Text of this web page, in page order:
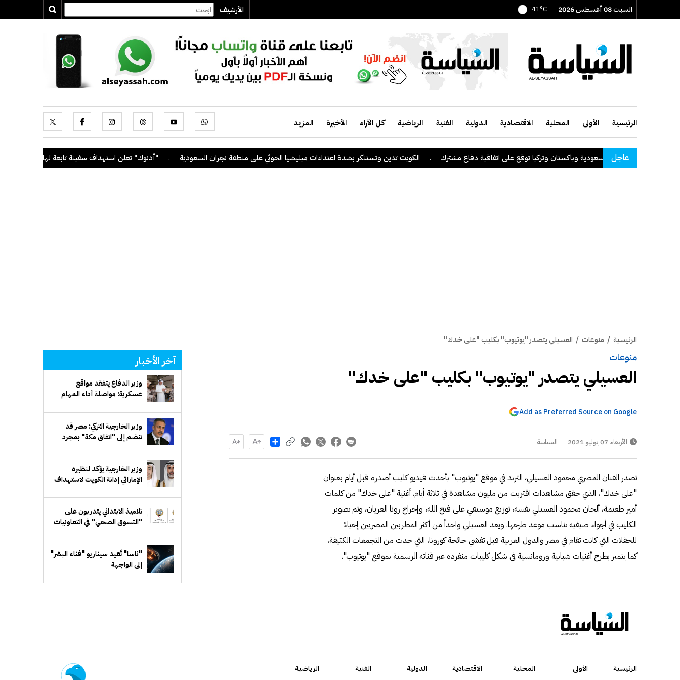
السبت 08 أغسطس 2026 41°C الأرشيف
الرئيسية الأولى المحلية الاقتصادية الدولية الفنية الرياضية كل الآراء الأخيرة المزيد
عاجل
السعودية وباكستان وتركيا توقع على اتفاقية دفاع مشترك الكويت تدين وتستنكر بشدة اعتداءات ميليشيا الحوثي على منطقة نجران السعودية . "أدنوك" تعلن استهداف سفينة تابعة لها بصاروخ أثناء
الرئيسية / منوعات / العسيلي يتصدر "يوتيوب" بكليب "على خدك"
منوعات
العسيلي يتصدر "يوتيوب" بكليب "على خدك"
Add as Preferred Source on Google
الأربعاء 07 يوليو 2021 السياسة Share
تصدر الفنان المصري محمود العسيلي، الترند في موقع "يوتيوب" بأحدث فيديو كليب أصدره قبل أيام بعنوان
"على خدك"، الذي حقق مشاهدات اقتربت من مليون مشاهدة في ثلاثة أيام. أغنية "على خدك" من كلمات
أمير طعيمة، ألحان محمود العسيلي نفسه، توزيع موسيقي علي فتح الله، وإخراج رونا العريان، وتم تصوير
الكليب في أجواء صيفية تناسب موعد طرحها. ويعد العسيلي واحداً من أكثر المطربين المصريين إحياءً
للحفلات التي كانت تقام في مصر والدول العربية قبل تفشي جائحة كورونا، التي حدت من التجمعات الكثيفة،
كما يتميز بطرح أغنيات شبابية ورومانسية في شكل كليبات منفردة عبر قناته الرسمية بموقع "يوتيوب".
آخر الأخبار
وزير الدفاع يتفقد مواقع
عسكرية: مواصلة أداء المهام
الوطن واستقراره
وزير الخارجية التركي: مصر قد
تنضم إلى "اتفاق مكة" بمجرد
وزير الخارجية يؤكد لنظيره
الإماراتي إدانة الكويت لاستهداف
تلاميذ الابتدائي يتدربون على
"التسوق الصحي" في التعاونيات
"ناسا" تُعيد سيناريو "فناء البشر"
إلى الواجهة
الرئيسية الأولى المحلية الاقتصادية الدولية الفنية
الرياضية